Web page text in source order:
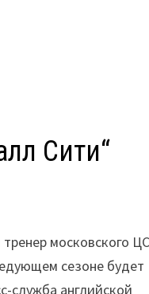
Сити“
московского
сезоне будет
служба английской